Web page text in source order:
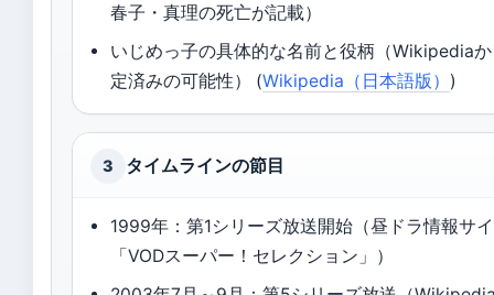
春子・真理の死亡が記載）
いじめっ子の具体的な名前と役柄（Wikipedia
定済みの可能性） (Wikipedia（日本語版） )
3 タイムラインの節目
1999年：第1シリーズ放送開始（昼ドラ情報サ
「VODスーパー！セレクション」）